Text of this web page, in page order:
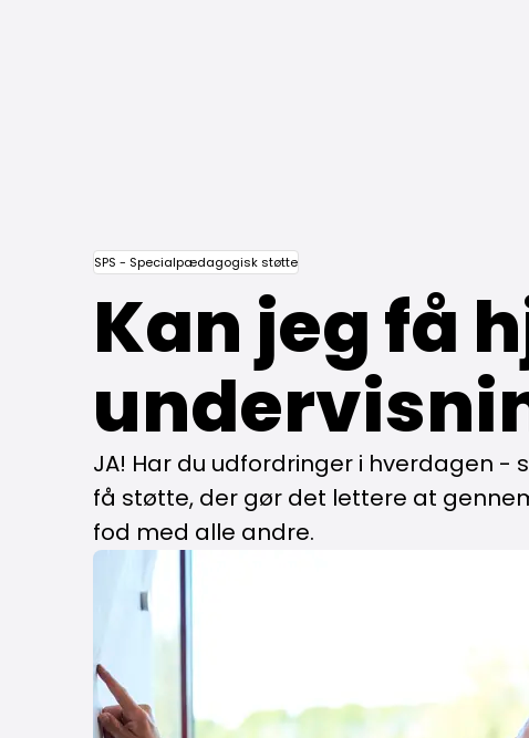
SPS - Specialpædagogisk støtte
Kan jeg få
JA! Har du udfordringer i hverdagen -
få støtte, der gør det lettere at
fod med alle andre.